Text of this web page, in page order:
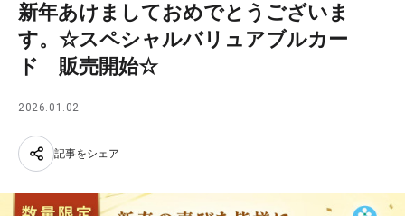
新年あけましておめでとうございま
す。☆スペシャルバリュアブルカー
ド 販売開始☆
2026.01.02
記事をシェア